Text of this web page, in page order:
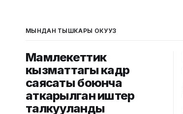
МЫНДАН ТЫШКАРЫ ОКУҢУЗ
Мамлекеттик
кызматтагы кадр
саясаты боюнча
аткарылган иштер
талкууланды